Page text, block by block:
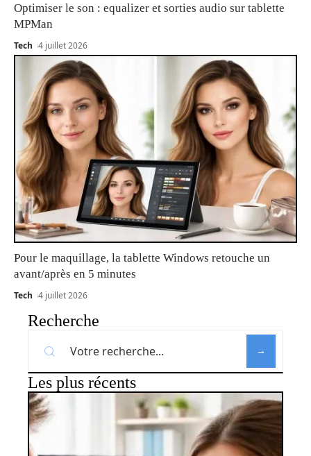
Optimiser le son : equalizer et sorties audio sur tablette
MPMan
Tech 4 juillet 2026
Pour le maquillage, la tablette Windows retouche un
avant/après en 5 minutes
Tech 4 juillet 2026
Recherche
Les plus récents